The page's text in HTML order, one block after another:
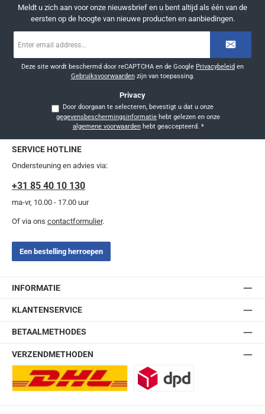
Meldt u zich aan voor onze nieuwsbrief en u bent altijd als één van de
eersten op de hoogte van nieuwe producten en aanbiedingen.
mailadres
Deze site wordt beschermd door reCAPTCHA en de Google Privacybeleid en
Gebruiksvoorwaardenzijn van toepassing.
Privacy
Door doorgaan te selecteren, bevestigt u dat u onze
gegevensbeschermingsinformatie
algemene voorwaardenhebt geaccepteerd. *
SERVICE HOTLINE
Ondersteuning en advies via:
+31 85 40 10 130
ma-vr, 10.00 - 17.00 uur
Of via ons contactformulier.
Een bestelling herroepen
INFORMATIE
KLANTENSERVICE
BETAALMETHODES
VERZENDMETHODEN